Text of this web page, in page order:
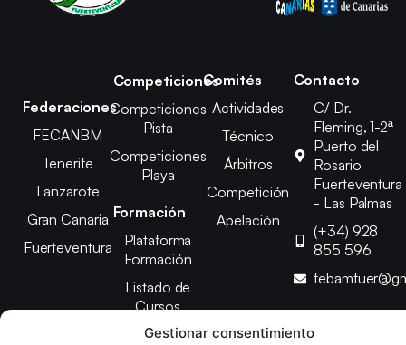
Gestionar consentimiento
Federaciones
FECANBM
Tenerife
Lanzarote
Gran Canaria
Fuerteventura
Competiciones
Competiciones
Pista
Competiciones
Playa
Formación
Plataforma
Formación
Listado de
Cursos
Comités
Actividades
Técnico
Árbitros
Competición
Apelación
Contacto
C/ Dr.
Fleming, 1-2ª
Puerto del
Rosario
Fuerteventura
- Las Palmas
(+34) 928
855 596